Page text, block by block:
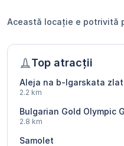
Această locație e potrivită
Top atracții
Aleja na b-lgarskata
2.2 km
Bulgarian Gold Olympic
2.8 km
Samolet